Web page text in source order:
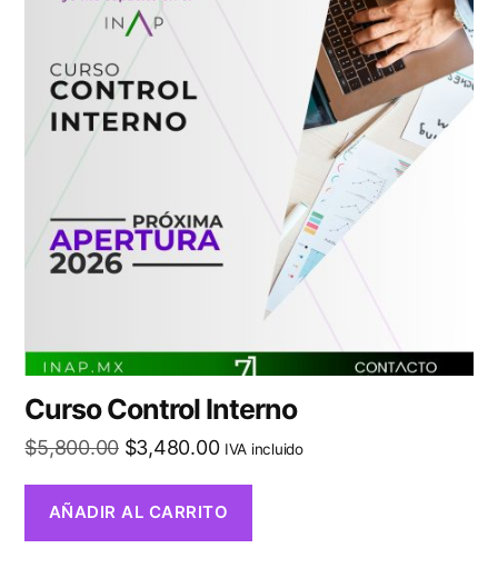
Curso Control Interno
$5,800.00 $3,480.00 IVA incluido
AÑADIR AL CARRITO